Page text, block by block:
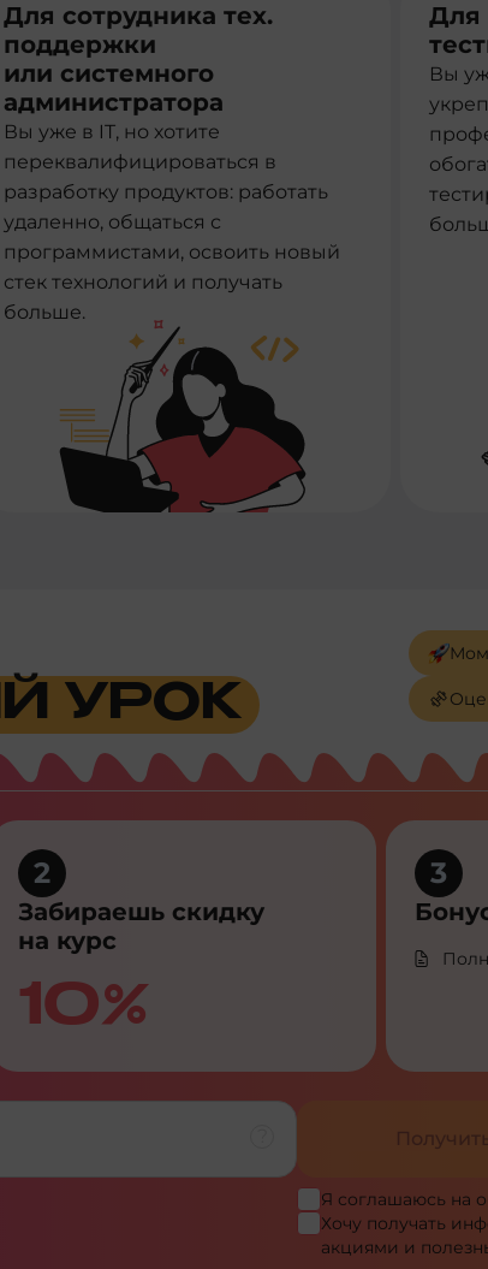
Для сотрудника тех.
поддержки
или системного
администратора
Вы уже в IT, но хотите
переквалифицироваться в
разработку продуктов: работать
удаленно, общаться с
программистами, освоить новый
стек технологий и получать
больше.
Для
Вы
УРОК
2
Забираешь скидку
на курс
10%
3
Я соглашаюсь на
Хочу получать
акциями и